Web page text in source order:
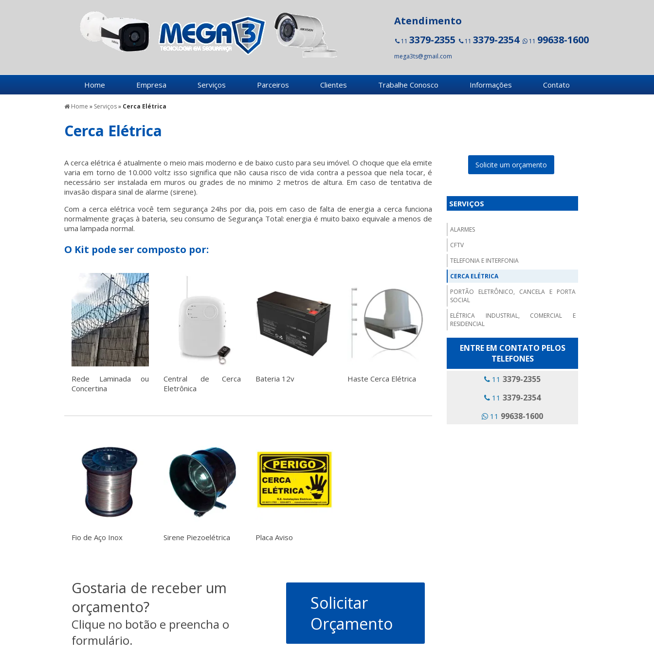
Atendimento
11 3379-2355 11 3379-2354 11 99638-1600
mega3ts@gmail.com
Home Empresa Serviços Parceiros Clientes Trabalhe Conosco Informações Contato
Home » Serviços» Cerca Elétrica
Cerca Elétrica
A cerca elétrica é atualmente o meio mais moderno e de baixo custo para seu imóvel. O choque que ela emite
varia em torno de 10.000 voltz isso significa que não causa risco de vida contra a pessoa que nela tocar, é
necessário ser instalada em muros ou grades de no minimo 2 metros de altura. Em caso de tentativa de
invasão dispara sinal de alarme (sirene).
Com a cerca elétrica você tem segurança 24hs por dia, pois em caso de falta de energia a cerca funciona
normalmente graças à bateria, seu consumo de Segurança Total: energia é muito baixo equivale a menos de
uma lampada normal.
O Kit pode ser composto por:
Rede Laminada ou
Concertina
Central de Cerca
Eletrônica
Bateria 12v Haste Cerca Elétrica
Fio de Aço Inox Sirene Piezoelétrica Placa Aviso
Gostaria de receber um
orçamento?
Clique no botão e preencha o
formulário.
Solicitar
Orçamento
Solicite um orçamento
SERVIÇOS
ALARMES
CFTV
TELEFONIA E INTERFONIA
CERCA ELÉTRICA
PORTÃO ELETRÔNICO, CANCELA E PORTA
SOCIAL
ELÉTRICA INDUSTRIAL, COMERCIAL E
RESIDENCIAL
ENTRE EM CONTATO PELOS
TELEFONES
11 3379-2355
11 3379-2354
11 99638-1600